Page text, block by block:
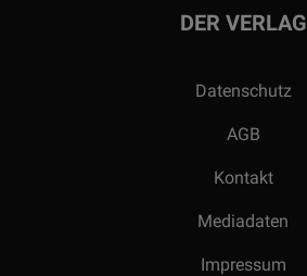
DER VERLAG
Datenschutz
AGB
Kontakt
Mediadaten
Impressum